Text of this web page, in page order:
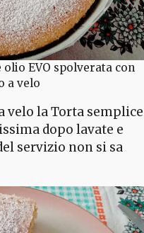
EVO spolverata con
a velo
velo la Torta semplice
dopo lavate e
servizio non si sa